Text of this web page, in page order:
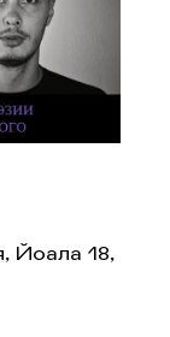
Йоала 18,